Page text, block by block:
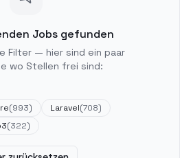
Jobs gefunden
Filter — hier sind ein paar
wo Stellen frei sind:
(993) Laravel(708)
(322)